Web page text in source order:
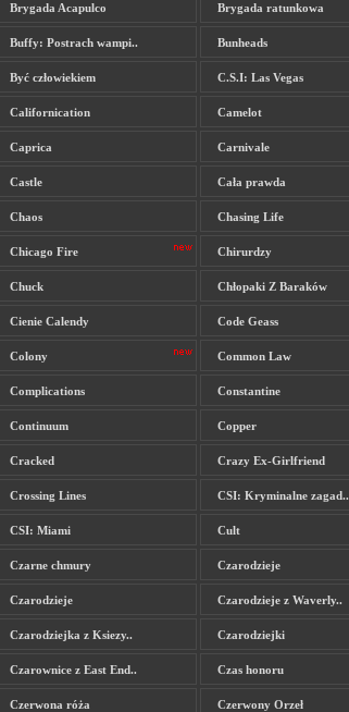
Brygada Acapulco Brygada ratunkowa
Buffy: Postrach wampi.. Bunheads
Być człowiekiem C.S.I: Las Vegas
Californication Camelot
Caprica Carnivale
Castle Cała prawda
Chaos Chasing Life
Chicago Fire Chirurdzy
Chuck Chłopaki Z Baraków
Cienie Calendy Code Geass
Colony Common Law
Complications Constantine
Continuum Copper
Cracked Crazy Ex-Girlfriend
Crossing Lines CSI: Kryminalne zagad..
CSI: Miami Cult
Czarne chmury Czarodzieje
Czarodzieje Czarodzieje z Waverly..
Czarodziejka z Ksiezy.. Czarodziejki
Czarownice z East End.. Czas honoru
Czerwona róża Czerwony Orzeł